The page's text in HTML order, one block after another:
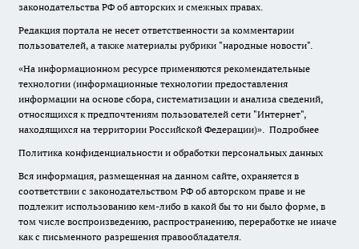
законодательства РФ об авторских и смежных правах.
Редакция портала не несет ответственности за комментарии
пользователей, а также материалы рубрики "народные новости".
«На информационном ресурсе применяются рекомендательные
технологии (информационные технологии предоставления
информации на основе сбора, систематизации и анализа сведений,
относящихся к предпочтениям пользователей сети "Интернет",
находящихся на территории Российской Федерации)». Подробнее
Политика конфиденциальности и обработки персональных данных
Вся информация, размещенная на данном сайте, охраняется в
соответствии с законодательством РФ об авторском праве и не
подлежит использованию кем-либо в какой бы то ни было форме, в
том числе воспроизведению, распространению, переработке не иначе
как с письменного разрешения правообладателя.